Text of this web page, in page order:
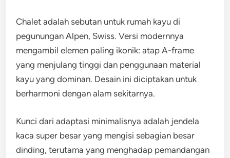
Chalet adalah sebutan untuk rumah kayu di
pegunungan Alpen, Swiss. Versi modernnya
mengambil elemen paling ikonik: atap A-frame
yang menjulang tinggi dan penggunaan material
kayu yang dominan. Desain ini diciptakan untuk
berharmoni dengan alam sekitarnya.
Kunci dari adaptasi minimalisnya adalah jendela
kaca super besar yang mengisi sebagian besar
dinding, terutama yang menghadap pemandangan